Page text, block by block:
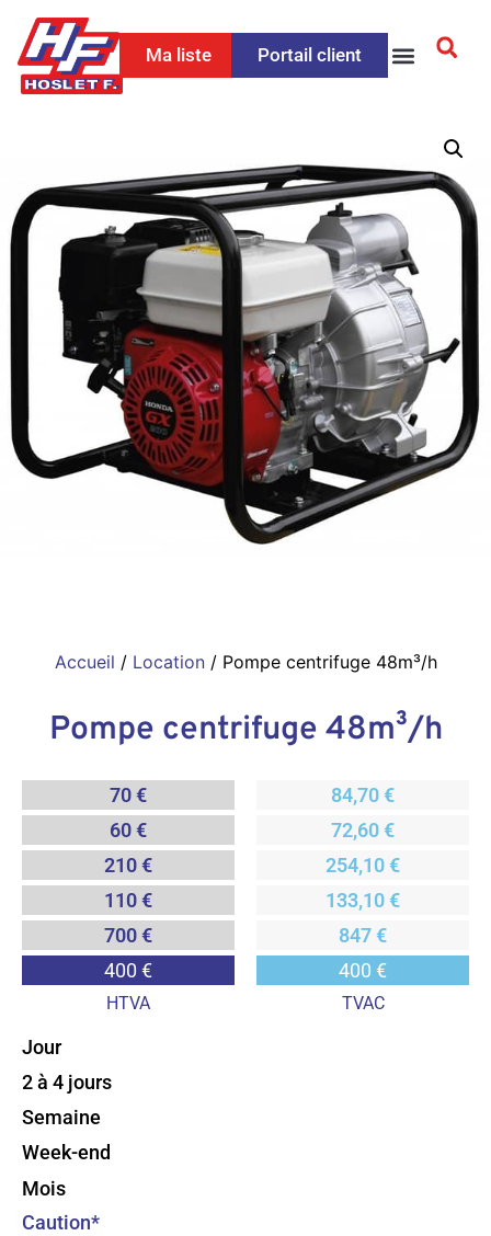
Ma liste Portail client
Accueil / Location/ Pompe centrifuge 48m³/h
Pompe centrifuge 48m³/h
70 €
60 €
210 €
110 €
700 €
400 €
HTVA
84,70 €
72,60 €
254,10 €
133,10 €
847 €
400 €
TVAC
Jour
2 à 4 jours
Semaine
Week-end
Mois
Caution*